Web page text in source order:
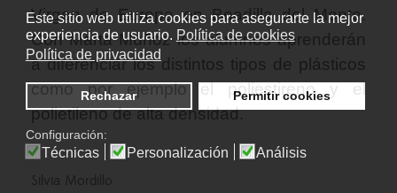
Este sitio web utiliza cookies para asegurarte la mejor
experiencia de usuario. Política de cookies
Política de privacidad
Rechazar Permitir cookies
Configuración:
Técnicas Personalización Análisis
Virgen de Europa en Boadilla del Monte.
Con Marta Muñoz los alumnos aprenderán
a diferenciar los distintos tipos de plásticos
como por ejemplo el poliestireno y el
polietileno de alta densidad.
Silvia Mordillo